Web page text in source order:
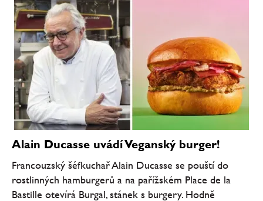
Alain Ducasse uvádí Veganský burger!
Francouzský šéfkuchař Alain Ducasse se pouští do
rostlinných hamburgerů a na pařížském Place de la
Bastille otevírá Burgal, stánek s burgery. Hodně